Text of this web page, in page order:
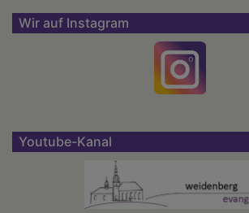
Wir auf Instagram
Youtube-Kanal